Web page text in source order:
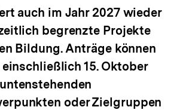
auch im Jahr 2027 wieder
begrenzte Projekte
Bildung. Anträge können
15. Oktober
oder Zielgruppen